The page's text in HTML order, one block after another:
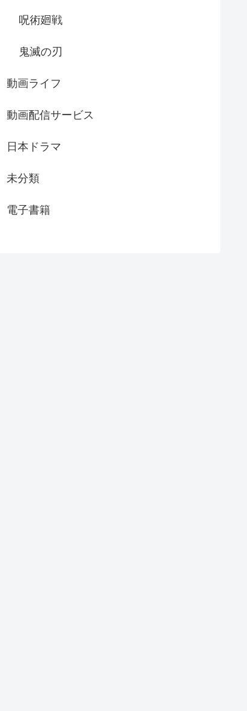
呪術廻戦
鬼滅の刃
動画ライフ
動画配信サービス
日本ドラマ
未分類
電子書籍